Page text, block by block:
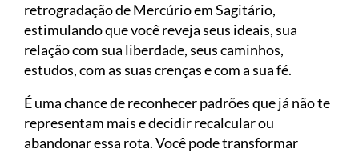
retrogradação de Mercúrio em Sagitário,
estimulando que você reveja seus ideais, sua
relação com sua liberdade, seus caminhos,
estudos, com as suas crenças e com a sua fé.
É uma chance de reconhecer padrões que já não te
representam mais e decidir recalcular ou
abandonar essa rota. Você pode transformar